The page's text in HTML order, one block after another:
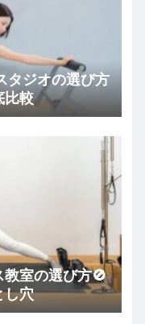
タジオの選び方
比較
室の選び方🚫
し穴